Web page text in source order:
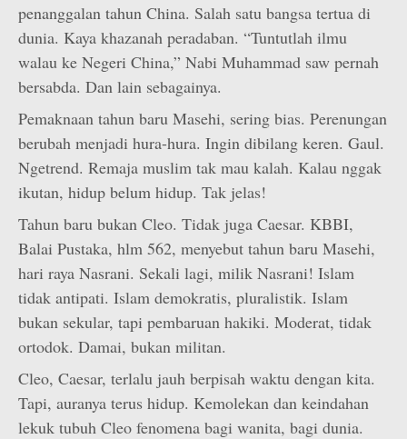
penanggalan tahun China. Salah satu bangsa tertua di
dunia. Kaya khazanah peradaban. “Tuntutlah ilmu
walau ke Negeri China,” Nabi Muhammad saw pernah
bersabda. Dan lain sebagainya.
Pemaknaan tahun baru Masehi, sering bias. Perenungan
berubah menjadi hura-hura. Ingin dibilang keren. Gaul.
Ngetrend. Remaja muslim tak mau kalah. Kalau nggak
ikutan, hidup belum hidup. Tak jelas!
Tahun baru bukan Cleo. Tidak juga Caesar. KBBI,
Balai Pustaka, hlm 562, menyebut tahun baru Masehi,
hari raya Nasrani. Sekali lagi, milik Nasrani! Islam
tidak antipati. Islam demokratis, pluralistik. Islam
bukan sekular, tapi pembaruan hakiki. Moderat, tidak
ortodok. Damai, bukan militan.
Cleo, Caesar, terlalu jauh berpisah waktu dengan kita.
Tapi, auranya terus hidup. Kemolekan dan keindahan
lekuk tubuh Cleo fenomena bagi wanita, bagi dunia.